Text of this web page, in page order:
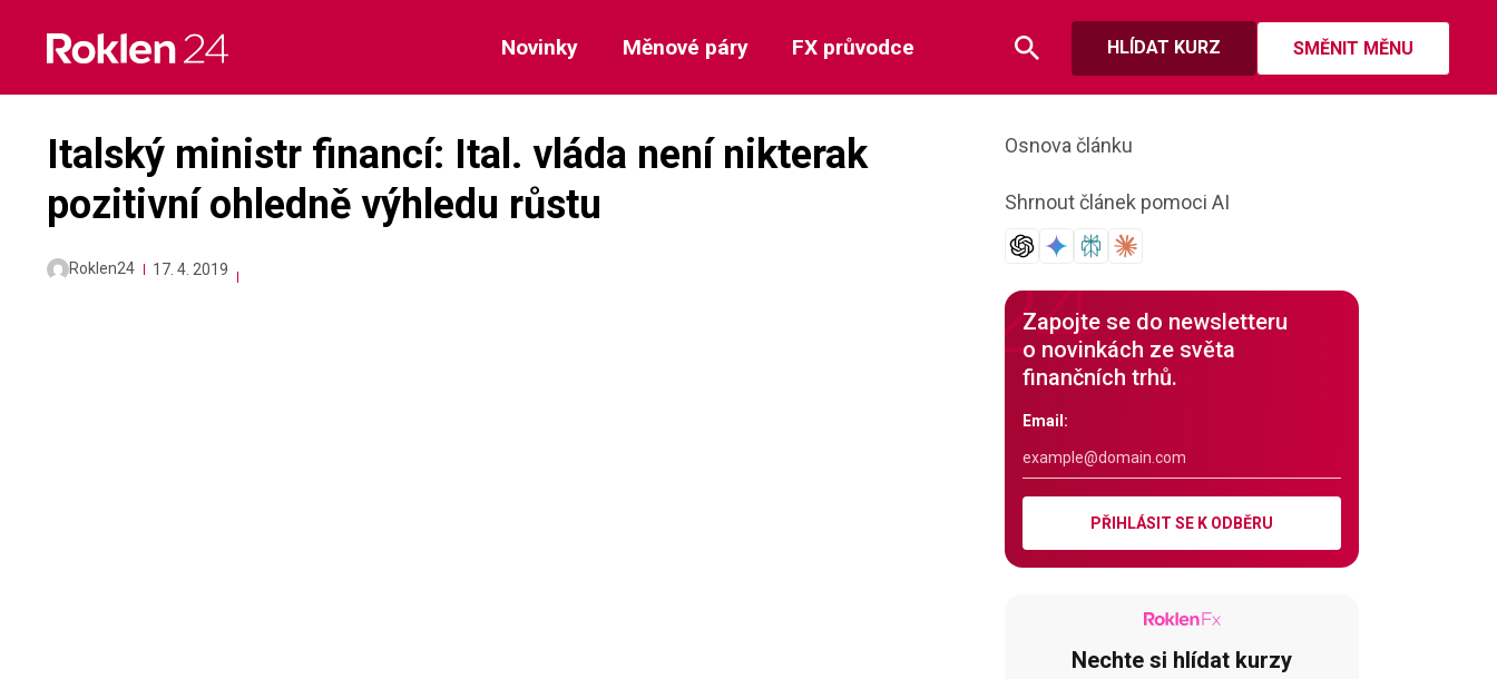
content
HLÍDAT KURZ SMĚNIT MĚNU
Novinky Měnové páry FX průvodce
Italský ministr financí: Ital. vláda není nikterak
pozitivní ohledně výhledu růstu
Roklen24 17. 4. 2019
Osnova článku
Shrnout článek pomoci AI
Zapojte se do newsletteru
o novinkách ze světa
finančních trhů.
Email:
PŘIHLÁSIT SE K ODBĚRU
Nechte si hlídat kurzy